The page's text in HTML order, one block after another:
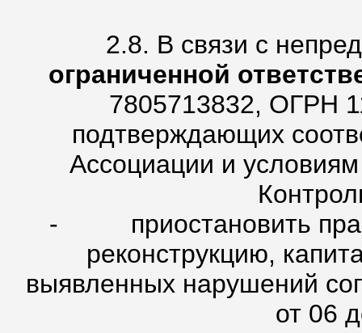
2.8. В связи с
ограниченной
7805713832, ОГРН
подтверждающих
Ассоциации и
- приостановить
реконструкцию,
выявленных нарушений
от 06